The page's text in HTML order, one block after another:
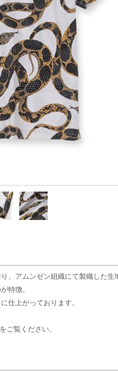
アムンゼン組織にて製織した生
特徴。
仕上がっております。
をご覧ください。